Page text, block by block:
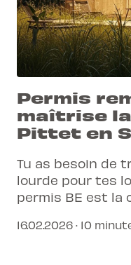
Permis
maîtrise
Pittet en
Tu as besoin de
lourde pour tes
permis BE est la
efficacement
16.02.2026 · 10